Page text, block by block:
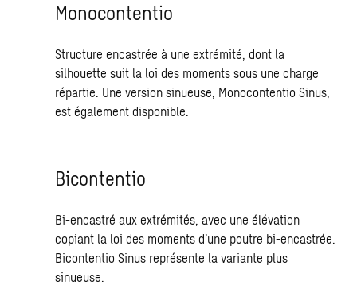
Monocontentio
Structure encastrée à une extrémité, dont la
silhouette suit la loi des moments sous une charge
répartie. Une version sinueuse, Monocontentio Sinus,
est également disponible.
Bicontentio
Bi-encastré aux extrémités, avec une élévation
copiant la loi des moments d’une poutre bi-encastrée.
Bicontentio Sinus représente la variante plus
sinueuse.